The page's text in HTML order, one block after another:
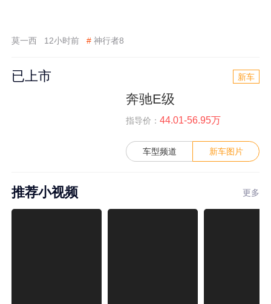
莫一西 12小时前 # 神行者8
已上市 新车
奔驰E级
指导价： 44.01-56.95万
车型频道 新车图片
推荐小视频 更多